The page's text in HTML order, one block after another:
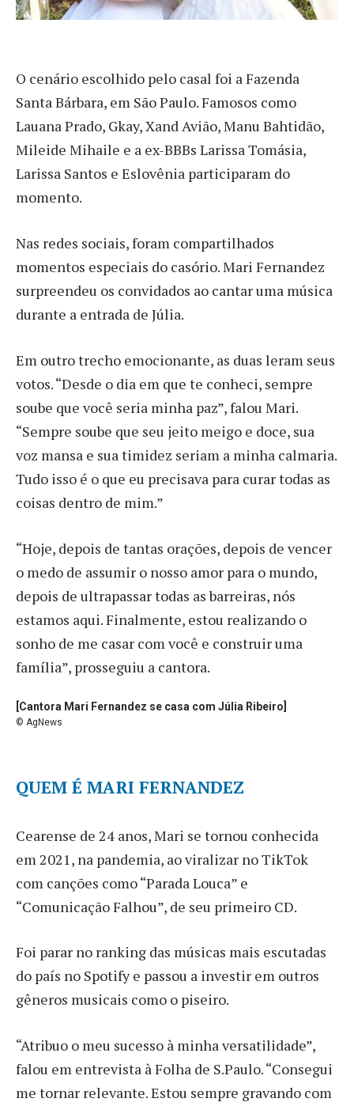
O cenário escolhido pelo casal foi a Fazenda
Santa Bárbara, em São Paulo. Famosos como
Lauana Prado, Gkay, Xand Avião, Manu Bahtidão,
Mileide Mihaile e a ex-BBBs Larissa Tomásia,
Larissa Santos e Eslovênia participaram do
momento.
Nas redes sociais, foram compartilhados
momentos especiais do casório. Mari Fernandez
surpreendeu os convidados ao cantar uma música
durante a entrada de Júlia.
Em outro trecho emocionante, as duas leram seus
votos. “Desde o dia em que te conheci, sempre
soube que você seria minha paz”, falou Mari.
“Sempre soube que seu jeito meigo e doce, sua
voz mansa e sua timidez seriam a minha calmaria.
Tudo isso é o que eu precisava para curar todas as
coisas dentro de mim.”
“Hoje, depois de tantas orações, depois de vencer
o medo de assumir o nosso amor para o mundo,
depois de ultrapassar todas as barreiras, nós
estamos aqui. Finalmente, estou realizando o
sonho de me casar com você e construir uma
família”, prosseguiu a cantora.
[Cantora Mari Fernandez se casa com Júlia Ribeiro]
© AgNews
QUEM É MARI FERNANDEZ
Cearense de 24 anos, Mari se tornou conhecida
em 2021, na pandemia, ao viralizar no TikTok
com canções como “Parada Louca” e
“Comunicação Falhou”, de seu primeiro CD.
Foi parar no ranking das músicas mais escutadas
do país no Spotify e passou a investir em outros
gêneros musicais como o piseiro.
“Atribuo o meu sucesso à minha versatilidade”,
falou em entrevista à Folha de S.Paulo. “Consegui
me tornar relevante. Estou sempre gravando com